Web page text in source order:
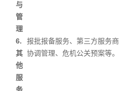
与
管
理
6.
其
他
服
报批报备服务、第三方服务商
协调管理、危机公关预案等。